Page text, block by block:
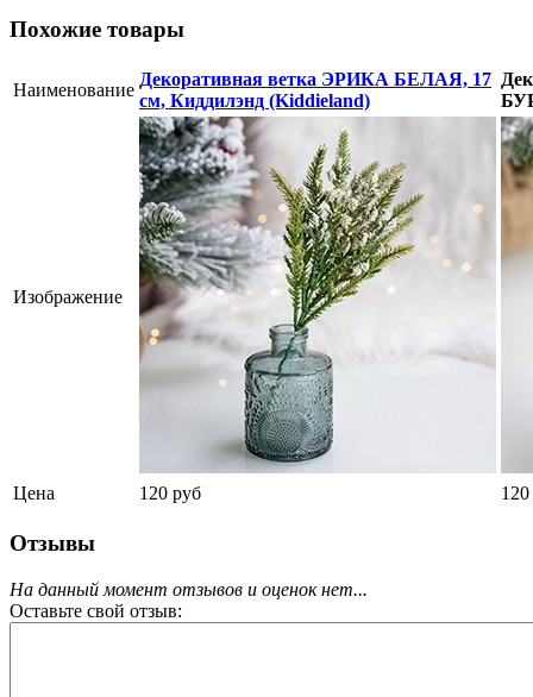
Похожие товары
Наименование
Декоративная ветка ЭРИКА БЕЛАЯ, 17
см, Киддилэнд (Kiddieland)
Изображение
Цена 120 руб
Отзывы
На данный момент отзывов и оценок нет...
Оставьте свой отзыв: